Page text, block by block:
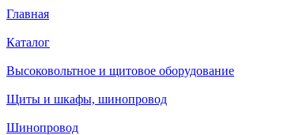
Главная
Каталог
Высоковольтное и щитовое оборудование
Щиты и шкафы, шинопровод
Шинопровод